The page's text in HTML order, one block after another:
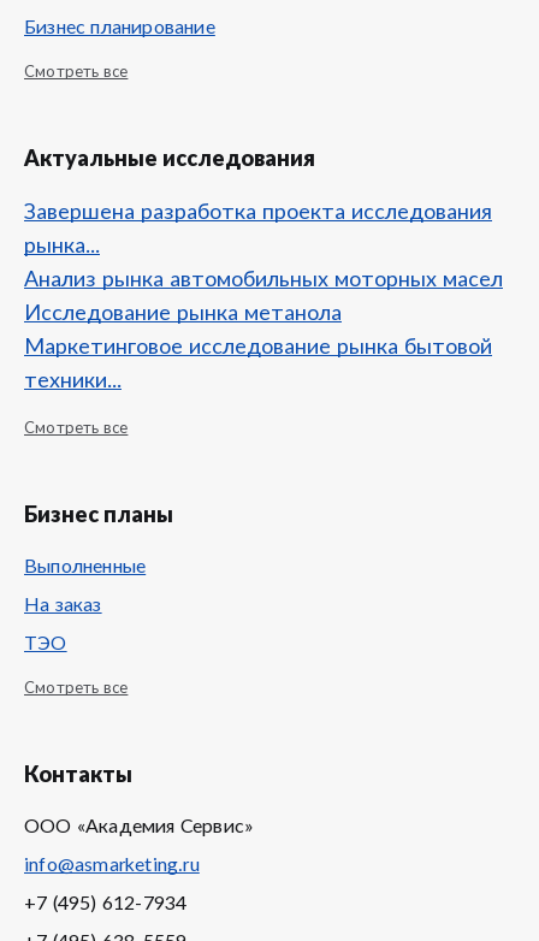
Бизнес планирование
Смотреть все
Актуальные исследования
Завершена разработка проекта исследования
рынка...
Анализ рынка автомобильных моторных масел
Исследование рынка метанола
Маркетинговое исследование рынка бытовой
техники...
Смотреть все
Бизнес планы
Выполненные
На заказ
ТЭО
Смотреть все
Контакты
ООО «Академия Сервис»
info@asmarketing.ru
+7 (495) 612-7934